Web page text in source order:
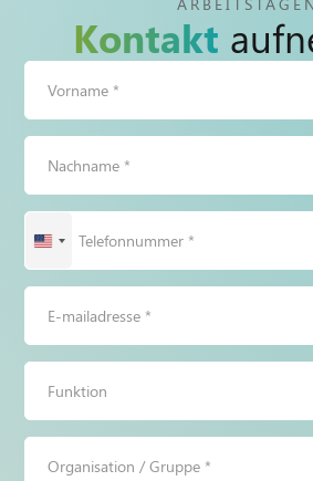
Kontakt
Vorname
Nachname
Telefonnummer
* Vereinigte
von
Amerika
+1
E-
mailadresse
*
Funktion
Organisation